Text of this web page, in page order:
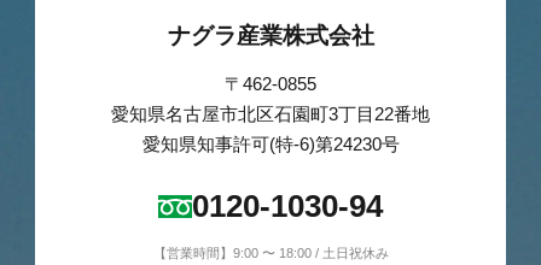
ナグラ産業株式会社
〒462-0855
愛知県名古屋市北区石園町3丁目22番地
愛知県知事許可(特-6)第24230号
0120-1030-94
【営業時間】9:00 〜 18:00 / 土日祝休み